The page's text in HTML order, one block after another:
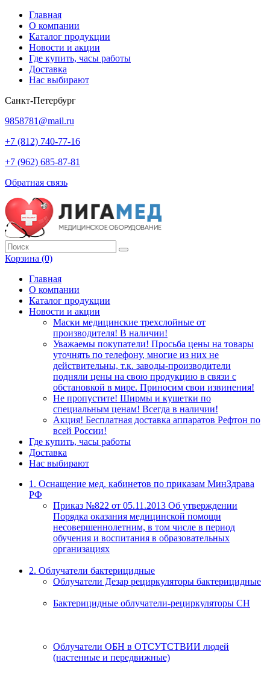
Главная
О компании
Каталог продукции
Новости и акции
Где купить, часы работы
Доставка
Нас выбирают
Санкт-Петербург
9858781@mail.ru
+7 (812) 740-77-16
+7 (962) 685-87-81
Обратная связь
Корзина (0)
Главная
О компании
Каталог продукции
Новости и акции
Маски медицинские трехслойные от
производителя! В наличии!
Уважаемы покупатели! Просьба цены на товары
уточнять по телефону, многие из них не
действительны, т.к. заводы-производители
подняли цены на свою продукцию в связи с
обстановкой в мире. Приносим свои извинения!
Не пропустите! Ширмы и кушетки по
специальным ценам! Всегда в наличии!
Акция! Бесплатная доставка аппаратов Рефтон по
всей России!
Где купить, часы работы
Доставка
Нас выбирают
1. Оснащение мед. кабинетов по приказам МинЗдрава
РФ
Приказ №822 от 05.11.2013 Об утверждении
Порядка оказания медицинской помощи
несовершеннолетним, в том числе в период
обучения и воспитания в образовательных
организациях
2. Облучатели бактерицидные
Облучатели Дезар рециркуляторы бактерицидные
Бактерицидные облучатели-рециркуляторы СН
Облучатели ОБН в ОТСУТСТВИИ людей
(настенные и передвижные)